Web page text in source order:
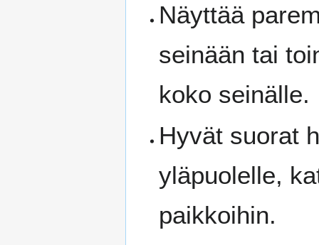
Näyttää
seinään tai
koko seinälle.
Hyvät suorat
yläpuolelle,
paikkoihin.